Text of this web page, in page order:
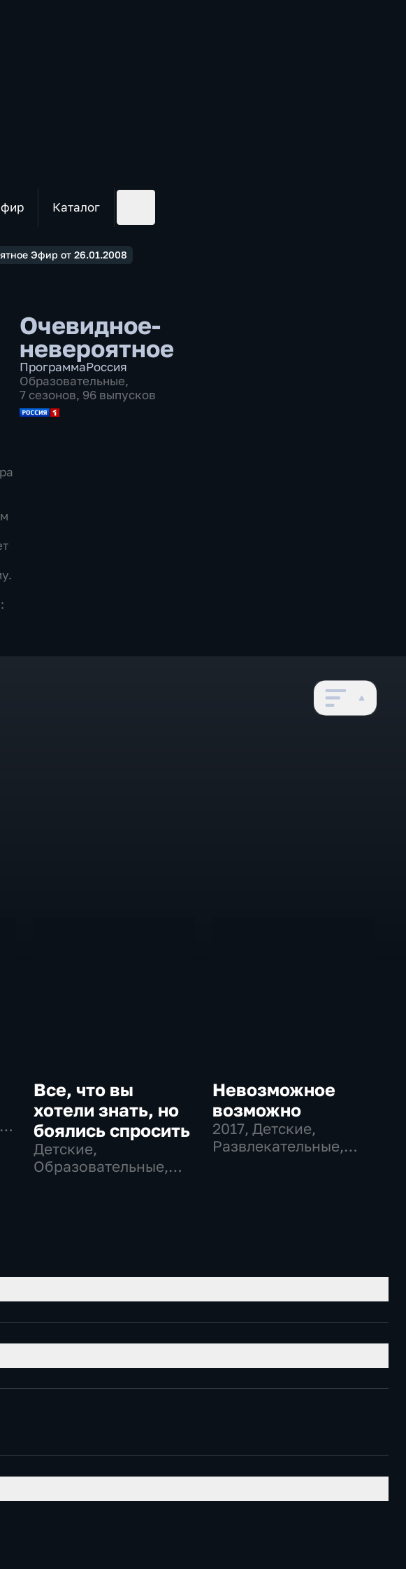
Каталог
Эфир от 26.01.2008
Очевидное-
невероятное
ПрограммаРоссия
Образовательные,
7 сезонов, 96 выпусков
Все, что вы
хотели знать, но
боялись спросить
Детские,
Образовательные,
Невозможное
возможно
2017, Детские,
Развлекательные,